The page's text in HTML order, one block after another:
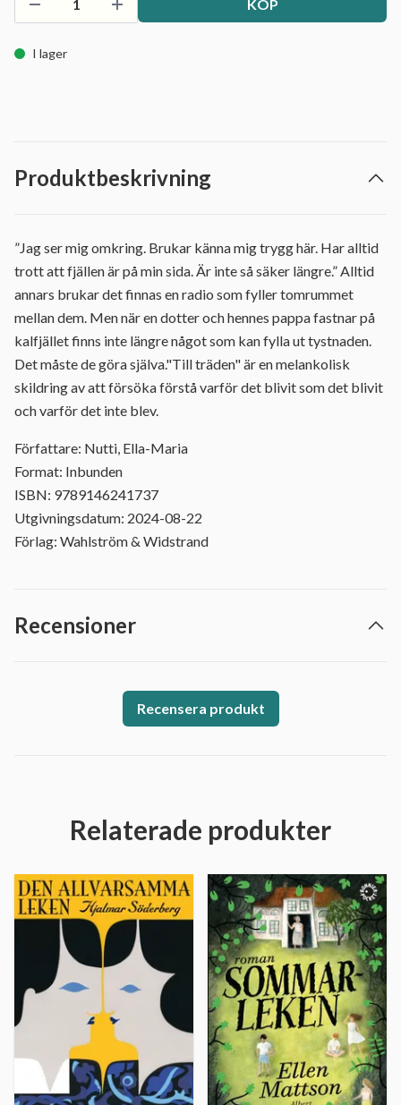
KÖP
I lager
Produktbeskrivning
”Jag ser mig omkring. Brukar känna mig trygg här. Har alltid
trott att fjällen är på min sida. Är inte så säker längre.” Alltid
annars brukar det finnas en radio som fyller tomrummet
mellan dem. Men när en dotter och hennes pappa fastnar på
kalfjället finns inte längre något som kan fylla ut tystnaden.
Det måste de göra själva."Till träden" är en melankolisk
skildring av att försöka förstå varför det blivit som det blivit
och varför det inte blev.
Författare: Nutti, Ella-Maria
Format: Inbunden
ISBN: 9789146241737
Utgivningsdatum: 2024-08-22
Förlag: Wahlström & Widstrand
Recensioner
Recensera produkt
Relaterade produkter